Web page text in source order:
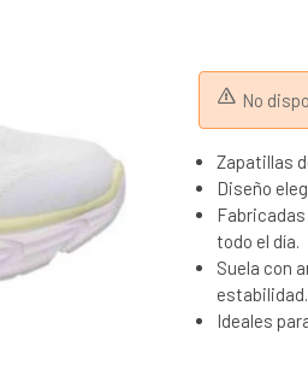
No
Zapatillas
Diseño
todo el día.
Suela con
estabilidad.
Ideales